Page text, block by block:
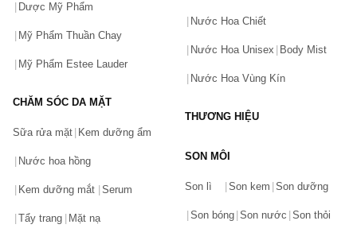
Bạn gặp vấn đề về sản phẩm hay mua hàng?
Hãy báo lỗi cho chúng tôi. Hoặc gọi cho chúng tôi qua số
Dược Mỹ Phẩm
Mỹ Phẩm Thuần Chay
Mỹ Phẩm Estee Lauder
CHĂM SÓC DA MẶT
Sữa rửa mặt Kem dưỡng ẩm
Nước hoa hồng
Kem dưỡng mắt Serum
Tẩy trang Mặt nạ
Nước Hoa Chiết
Nước Hoa Unisex Body Mist
Nước Hoa Vùng Kín
THƯƠNG HIỆU
SON MÔI
Son lì Son kem Son dưỡng
Son bóng Son nước Son thỏi